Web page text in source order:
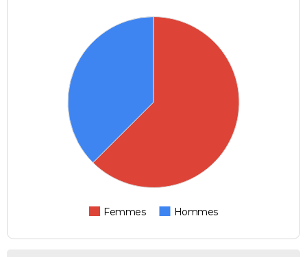
Femmes Hommes